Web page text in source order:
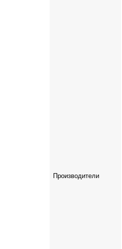
Производители